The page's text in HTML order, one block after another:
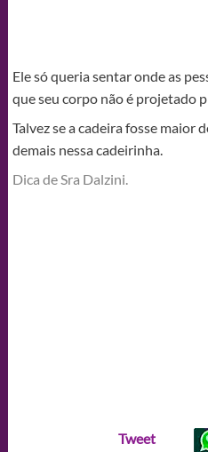
Ele só queria sentar onde as
que seu corpo não é projetado
Talvez se a cadeira fosse maior
demais nessa cadeirinha.
Dica de Sra Dalzini.
Tweet